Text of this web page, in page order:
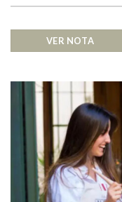
VER NOTA